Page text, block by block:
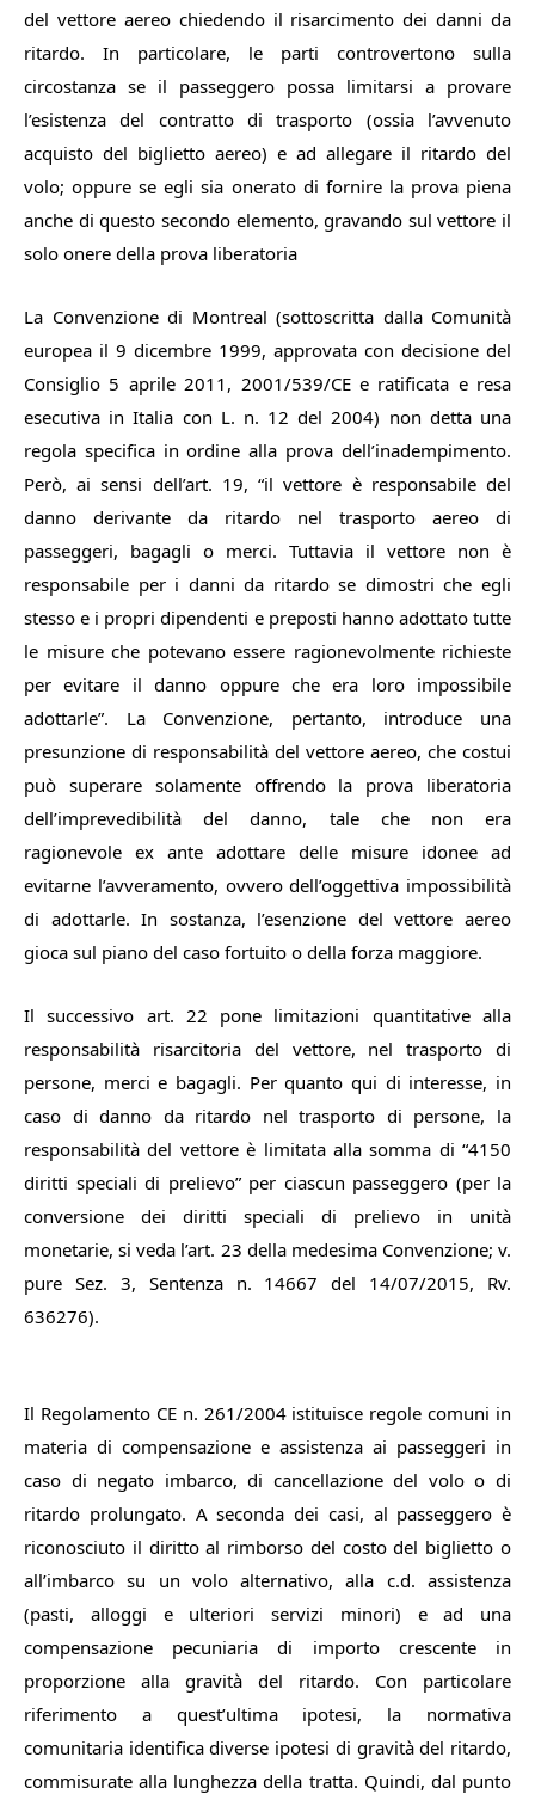
del vettore aereo chiedendo il risarcimento dei danni da
ritardo. In particolare, le parti controvertono sulla
circostanza se il passeggero possa limitarsi a provare
l’esistenza del contratto di trasporto (ossia l’avvenuto
acquisto del biglietto aereo) e ad allegare il ritardo del
volo; oppure se egli sia onerato di fornire la prova piena
anche di questo secondo elemento, gravando sul vettore il
solo onere della prova liberatoria
La Convenzione di Montreal (sottoscritta dalla Comunità
europea il 9 dicembre 1999, approvata con decisione del
Consiglio 5 aprile 2011, 2001/539/CE e ratificata e resa
esecutiva in Italia con L. n. 12 del 2004) non detta una
regola specifica in ordine alla prova dell’inadempimento.
Però, ai sensi dell’art. 19, “il vettore è responsabile del
danno derivante da ritardo nel trasporto aereo di
passeggeri, bagagli o merci. Tuttavia il vettore non è
responsabile per i danni da ritardo se dimostri che egli
stesso e i propri dipendenti e preposti hanno adottato tutte
le misure che potevano essere ragionevolmente richieste
per evitare il danno oppure che era loro impossibile
adottarle”. La Convenzione, pertanto, introduce una
presunzione di responsabilità del vettore aereo, che costui
può superare solamente offrendo la prova liberatoria
dell’imprevedibilità del danno, tale che non era
ragionevole ex ante adottare delle misure idonee ad
evitarne l’avveramento, ovvero dell’oggettiva impossibilità
di adottarle. In sostanza, l’esenzione del vettore aereo
gioca sul piano del caso fortuito o della forza maggiore.
Il successivo art. 22 pone limitazioni quantitative alla
responsabilità risarcitoria del vettore, nel trasporto di
persone, merci e bagagli. Per quanto qui di interesse, in
caso di danno da ritardo nel trasporto di persone, la
responsabilità del vettore è limitata alla somma di “4150
diritti speciali di prelievo” per ciascun passeggero (per la
conversione dei diritti speciali di prelievo in unità
monetarie, si veda l’art. 23 della medesima Convenzione; v.
pure Sez. 3, Sentenza n. 14667 del 14/07/2015, Rv.
636276).
Il Regolamento CE n. 261/2004 istituisce regole comuni in
materia di compensazione e assistenza ai passeggeri in
caso di negato imbarco, di cancellazione del volo o di
ritardo prolungato. A seconda dei casi, al passeggero è
riconosciuto il diritto al rimborso del costo del biglietto o
all’imbarco su un volo alternativo, alla c.d. assistenza
(pasti, alloggi e ulteriori servizi minori) e ad una
compensazione pecuniaria di importo crescente in
proporzione alla gravità del ritardo. Con particolare
riferimento a quest’ultima ipotesi, la normativa
comunitaria identifica diverse ipotesi di gravità del ritardo,
commisurate alla lunghezza della tratta. Quindi, dal punto